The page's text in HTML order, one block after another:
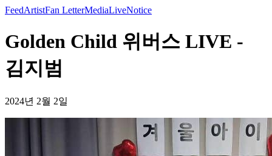
FeedArtistFan LetterMediaLiveNotice
Golden Child 위버스 LIVE -
김지범
2024년 2월 2일